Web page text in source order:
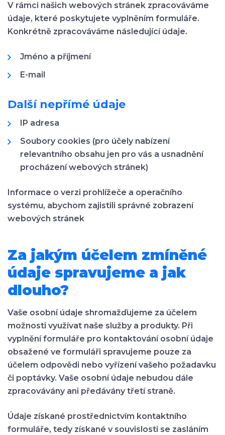
V rámci našich webových stránek zpracováváme
údaje, které poskytujete vyplněním formuláře.
Konkrétně zpracováváme následující údaje.
Jméno a příjmení
E-mail
Další nepřímé údaje
IP adresa
Soubory cookies (pro účely nabízení
relevantního obsahu jen pro vás a usnadnění
procházení webových stránek)
Informace o verzi prohlížeče a operačního
systému, abychom zajistili správné zobrazení
webových stránek
Za jakým účelem zmíněné
údaje spravujeme a jak
dlouho?
Vaše osobní údaje shromažďujeme za účelem
možnosti využívat naše služby a produkty. Při
vyplnění formuláře pro kontaktování osobní údaje
obsažené ve formuláři spravujeme pouze za
účelem odpovědi nebo vyřízení vašeho požadavku
či poptávky. Vaše osobní údaje nebudou dále
zpracovávány ani předávány třetí straně.
Údaje získané prostřednictvím kontaktního
formuláře, tedy získané v souvislosti se zasláním